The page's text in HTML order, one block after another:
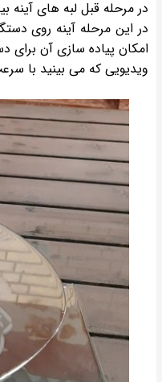
در مرحله قبل لبه های آینه
در این مرحله آینه روی
امکان پیاده سازی آن برای
ویدیویی که می بینید با سرعت 6 برابر معمول ضبط شده تا زمان فیلم کوتاه تر شود. در نهایت اپراتور دستگاه بررسی می کند که تراش به